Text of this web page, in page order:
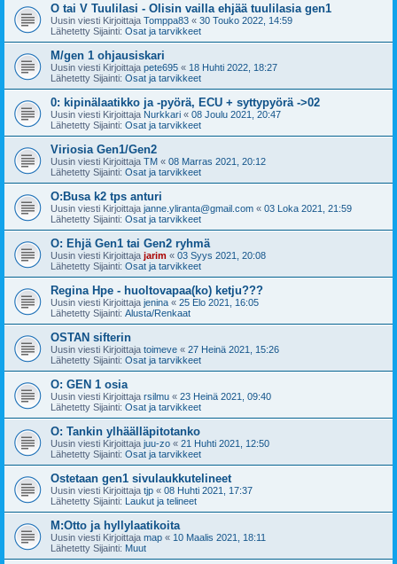
O tai V Tuulilasi - Olisin vailla ehjää tuulilasia gen1
Uusin viesti Kirjoittaja Tomppa83 « 30 Touko 2022, 14:59
Lähetetty Sijainti: Osat ja tarvikkeet
M/gen 1 ohjausiskari
Uusin viesti Kirjoittaja pete695 « 18 Huhti 2022, 18:27
Lähetetty Sijainti: Osat ja tarvikkeet
0: kipinälaatikko ja -pyörä, ECU + syttypyörä ->02
Uusin viesti Kirjoittaja Nurkkari « 08 Joulu 2021, 20:47
Lähetetty Sijainti: Osat ja tarvikkeet
Viriosia Gen1/Gen2
Uusin viesti Kirjoittaja TM « 08 Marras 2021, 20:12
Lähetetty Sijainti: Osat ja tarvikkeet
O:Busa k2 tps anturi
Uusin viesti Kirjoittaja janne.yliranta@gmail.com « 03 Loka 2021, 21:59
Lähetetty Sijainti: Osat ja tarvikkeet
O: Ehjä Gen1 tai Gen2 ryhmä
Uusin viesti Kirjoittaja jarim « 03 Syys 2021, 20:08
Lähetetty Sijainti: Osat ja tarvikkeet
Regina Hpe - huoltovapaa(ko) ketju???
Uusin viesti Kirjoittaja jenina « 25 Elo 2021, 16:05
Lähetetty Sijainti: Alusta/Renkaat
OSTAN sifterin
Uusin viesti Kirjoittaja toimeve « 27 Heinä 2021, 15:26
Lähetetty Sijainti: Osat ja tarvikkeet
O: GEN 1 osia
Uusin viesti Kirjoittaja rsilmu « 23 Heinä 2021, 09:40
Lähetetty Sijainti: Osat ja tarvikkeet
O: Tankin ylhäälläpitotanko
Uusin viesti Kirjoittaja juu-zo « 21 Huhti 2021, 12:50
Lähetetty Sijainti: Osat ja tarvikkeet
Ostetaan gen1 sivulaukkutelineet
Uusin viesti Kirjoittaja tjp « 08 Huhti 2021, 17:37
Lähetetty Sijainti: Laukut ja telineet
M:Otto ja hyllylaatikoita
Uusin viesti Kirjoittaja map « 10 Maalis 2021, 18:11
Lähetetty Sijainti: Muut